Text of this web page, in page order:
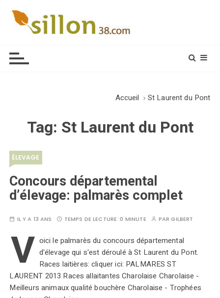
Accueil St Laurent du Pont
Tag: St Laurent du Pont
ÉLEVAGE
Concours départemental
d’élevage: palmarès complet
IL Y A 13 ANS TEMPS DE LECTURE :0 MINUTE PARGILBERT
V oici le palmarès du concours départemental
d'élevage qui s'est déroulé à St Laurent du Pont.
Races laitières: cliquer ici: PALMARES ST
LAURENT 2013 Races allaitantes Charolaise Charolaise -
Meilleurs animaux qualité bouchère Charolaise - Trophées